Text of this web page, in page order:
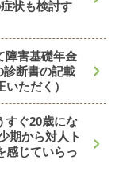
状も検討す
障害基礎年金
診断書の記載
ただく）
すぐ20歳にな
期から対人ト
感じていらっ